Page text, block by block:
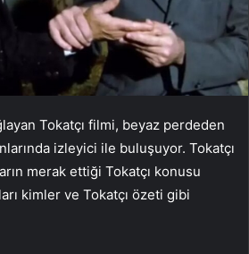
Tokatçı filmi, beyaz perdeden
izleyici ile buluşuyor. Tokatçı
merak ettiği Tokatçı konusu
kimler ve Tokatçı özeti gibi